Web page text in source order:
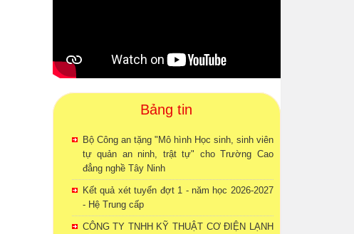
Bảng tin
Bộ Công an tặng "Mô hình Học sinh, sinh viên
tự quản an ninh, trật tự" cho Trường Cao
đẳng nghề Tây Ninh
Kết quả xét tuyển đợt 1 - năm học 2026-2027
- Hệ Trung cấp
CÔNG TY TNHH KỸ THUẬT CƠ ĐIỆN LẠNH